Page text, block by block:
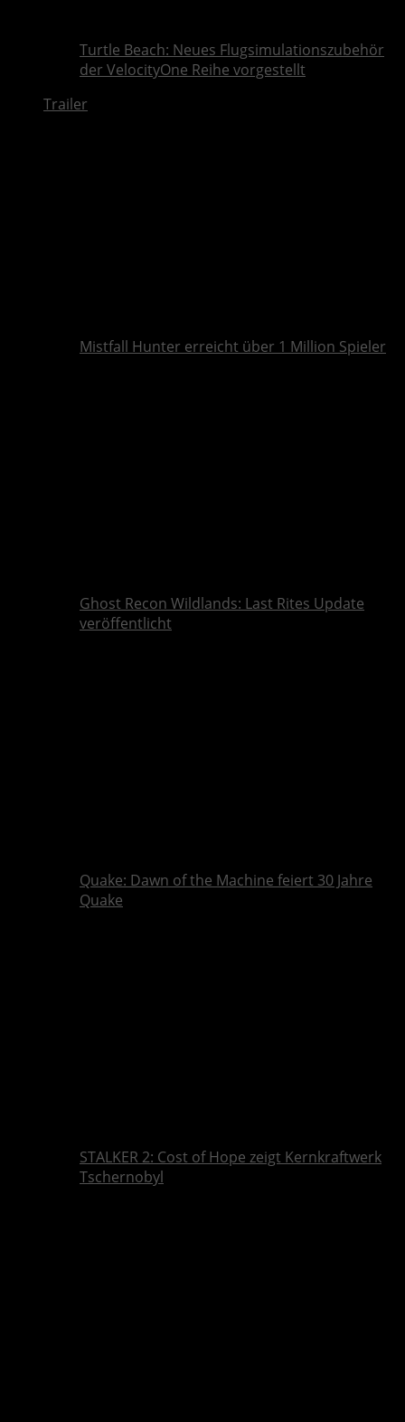
Turtle Beach: Neues Flugsimulationszubehör
der VelocityOne Reihe vorgestellt
Trailer
Mistfall Hunter erreicht über 1 Million Spieler
Ghost Recon Wildlands: Last Rites Update
veröffentlicht
Quake: Dawn of the Machine feiert 30 Jahre
Quake
STALKER 2: Cost of Hope zeigt Kernkraftwerk
Tschernobyl